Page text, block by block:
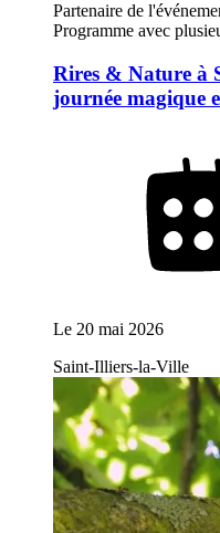
Partenaire de
Programme avec
Rires & Nature à
journée magique
Le 20 mai 2026
Saint-Illiers-la-Ville